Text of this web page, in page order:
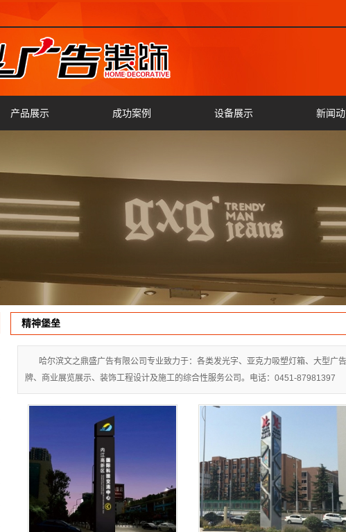
产品展示
翻边字
激光切割
树脂字
通体发光字
自由拼接发光字
外漏点字
标牌.门牌
展示器材
地铁导示
成功案例 设备展示 新闻
精神堡垒
哈尔滨文之鼎盛广告有限公司专业致力于：各类发光字、亚克力吸塑灯箱、大型广
牌、商业展览展示、装饰工程设计及施工的综合性服务公司。电话：0451-87981397